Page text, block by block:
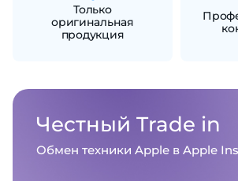
Только
оригинальная
продукция
Честный Trade in
Обмен техники Apple в Apple
Остались вопросы?